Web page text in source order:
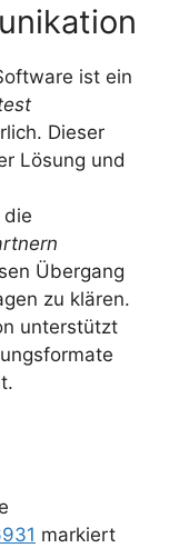
ist ein
Dieser
Lösung und
die
Übergang
zu klären.
unterstützt
markiert